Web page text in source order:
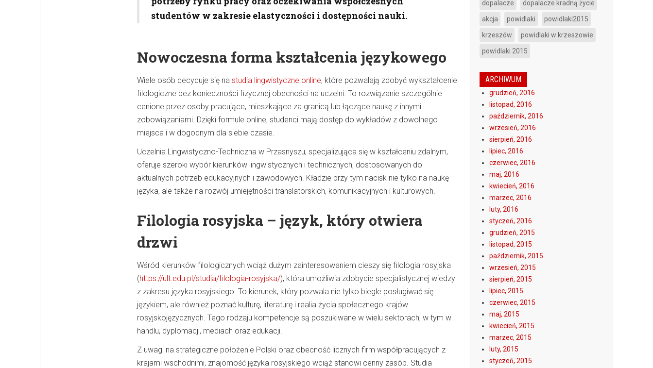
studentów w zakresie elastyczności i dostępności nauki.
Nowoczesna forma kształcenia językowego
Wiele osób decyduje się na studia lingwistyczne online, które pozwalają zdobyć wykształcenie
filologiczne bez konieczności fizycznej obecności na uczelni. To rozwiązanie szczególnie
cenione przez osoby pracujące, mieszkające za granicą lub łączące naukę z innymi
zobowiązaniami. Dzięki formule online, studenci mają dostęp do wykładów z dowolnego
miejsca i w dogodnym dla siebie czasie.
Uczelnia Lingwistyczno-Techniczna w Przasnyszu, specjalizująca się w kształceniu zdalnym,
oferuje szeroki wybór kierunków lingwistycznych i technicznych, dostosowanych do
aktualnych potrzeb edukacyjnych i zawodowych. Kładzie przy tym nacisk nie tylko na naukę
języka, ale także na rozwój umiejętności translatorskich, komunikacyjnych i kulturowych.
Filologia rosyjska – język, który otwiera
drzwi
Wśród kierunków filologicznych wciąż dużym zainteresowaniem cieszy się filologia rosyjska
(https://ult.edu.pl/studia/filologia-rosyjska/), która umożliwia zdobycie specjalistycznej wiedzy
z zakresu języka rosyjskiego. To kierunek, który pozwala nie tylko biegle posługiwać się
językiem, ale również poznać kulturę, literaturę i realia życia społecznego krajów
rosyjskojęzycznych. Tego rodzaju kompetencje są poszukiwane w wielu sektorach, w tym w
handlu, dyplomacji, mediach oraz edukacji.
Z uwagi na strategiczne położenie Polski oraz obecność licznych firm współpracujących z
krajami wschodnimi, znajomość języka rosyjskiego wciąż stanowi cenny zasób. Studia
dopalacze dopalacze kradną życie
akcja powidlaki powidlaki2015
krzeszów powidlaki w krzeszowie
powidlaki 2015
ARCHIWUM
grudzień, 2016
listopad, 2016
październik, 2016
wrzesień, 2016
sierpień, 2016
lipiec, 2016
czerwiec, 2016
maj, 2016
kwiecień, 2016
marzec, 2016
luty, 2016
styczeń, 2016
grudzień, 2015
listopad, 2015
październik, 2015
wrzesień, 2015
sierpień, 2015
lipiec, 2015
czerwiec, 2015
maj, 2015
kwiecień, 2015
marzec, 2015
luty, 2015
styczeń, 2015